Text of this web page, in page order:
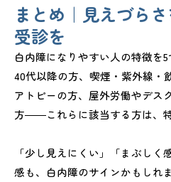
まとめ｜見えづら
受診を
白内障になりやすい人の特徴を5
40代以降の方、喫煙・紫外線・
アトピーの方、屋外労働やデス
方――これらに該当する方は、特
「少し見えにくい」「まぶし
感も、白内障のサインかもしれ